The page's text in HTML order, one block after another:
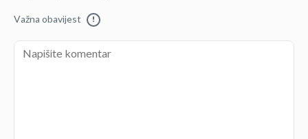
Važna obavijest !